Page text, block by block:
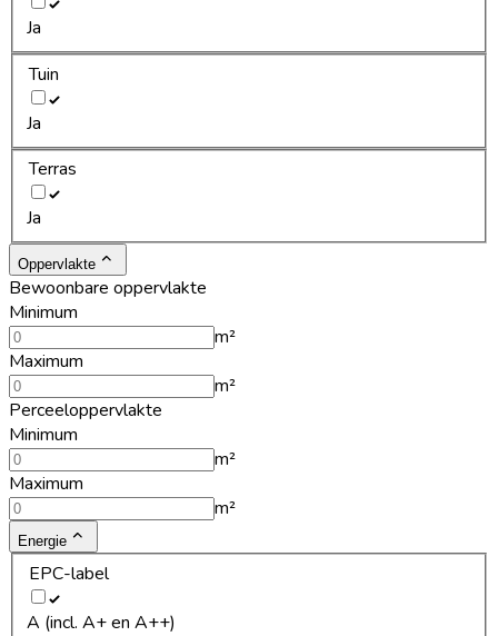
Ja
Tuin
Ja
Terras
Ja
Oppervlakte
Bewoonbare oppervlakte
Minimum
m²
Maximum
m²
Perceeloppervlakte
Minimum
m²
Maximum
m²
Energie
EPC-label
A (incl. A+ en A++)